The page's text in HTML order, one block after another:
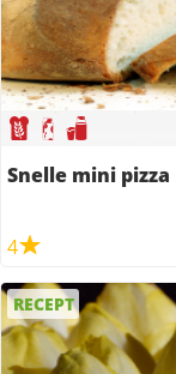
Snelle mini pizza
4
RECEPT